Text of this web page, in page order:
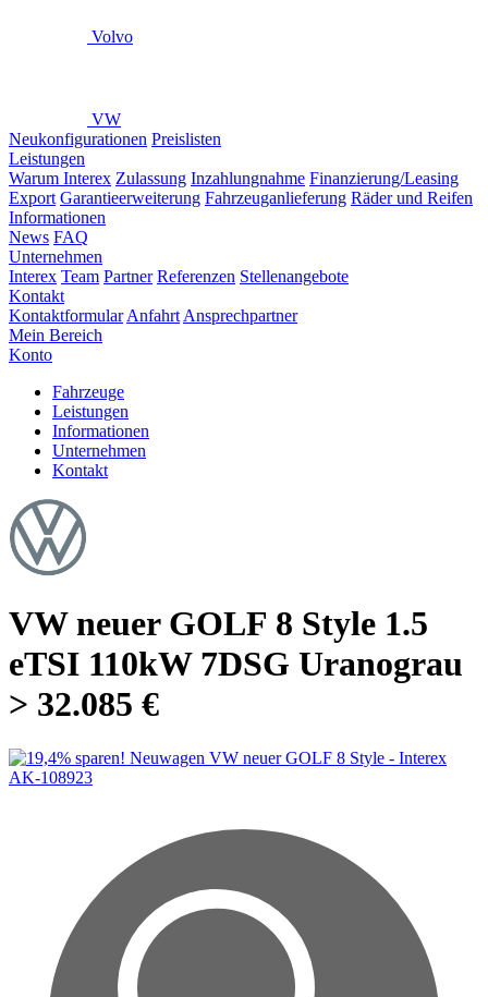
Volvo
VW
Neukonfigurationen Preislisten
Leistungen
Warum Interex Zulassung Inzahlungnahme Finanzierung/Leasing
Export Garantieerweiterung Fahrzeuganlieferung Räder und Reifen
Informationen
News FAQ
Unternehmen
Interex Team Partner Referenzen Stellenangebote
Kontakt
Kontaktformular Anfahrt Ansprechpartner
Mein Bereich
Konto
Fahrzeuge
Leistungen
Informationen
Unternehmen
Kontakt
VW neuer GOLF 8 Style 1.5
eTSI 110kW 7DSG Uranograu
> 32.085 €